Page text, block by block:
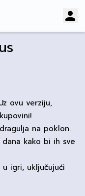
ovu verziju,
na poklon.
kako bi ih sve
igri, uključujući